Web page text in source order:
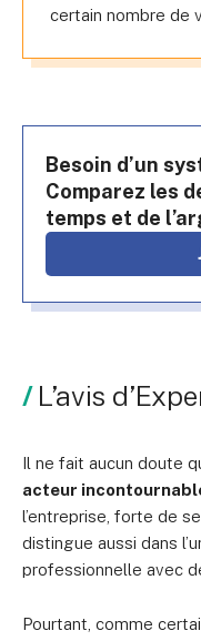
certain nombre de
Besoin d’un
Comparez les
temps et de
L’avis
Il ne fait aucun doute
acteur
l’entreprise, forte de
distingue aussi dans
professionnelle avec
Pourtant, comme